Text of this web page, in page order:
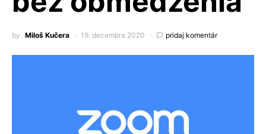
by Miloš Kučera 19. decembra 2020 pridaj komentár